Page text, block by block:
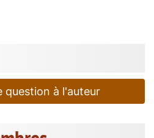
question à l'auteur